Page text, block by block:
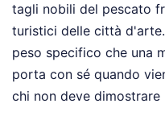
tagli nobili del pescato
turistici delle città
peso specifico che una
porta con sé quando
chi non deve dimostrare